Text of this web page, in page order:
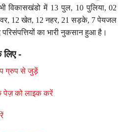
विकासखंडो में 13 पुल, 10 पुलिया, 02
12 खेत, 12 नहर, 21 सड़के, 7 पेयजल
का भारी नुकसान हुआ है।
-
ग्रुप से जुड़ें
पेज़ को लाइक करें